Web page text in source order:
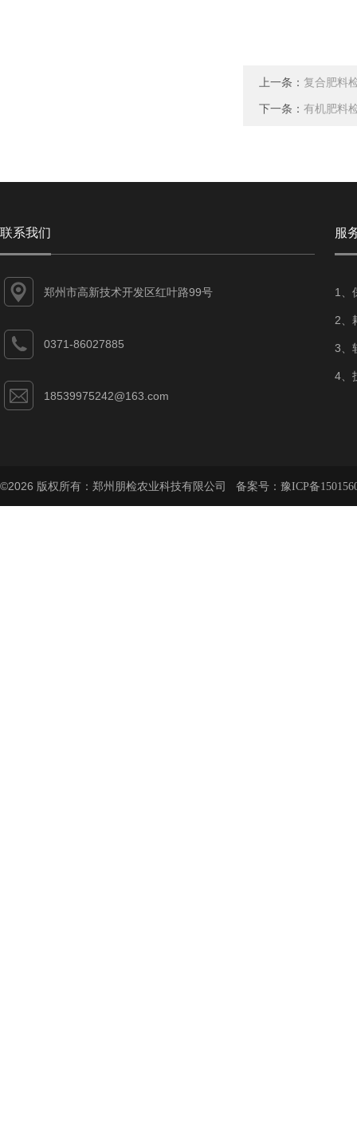
上一条： 复合肥料
下一条： 有机肥料
联系我们
郑州市高新技术开发区红叶路99号
0371-86027885
18539975242@163.com
服
1、
2、
3、
4、
©2026 版权所有：郑州朋检农业科技有限公司 备案号： 豫ICP备